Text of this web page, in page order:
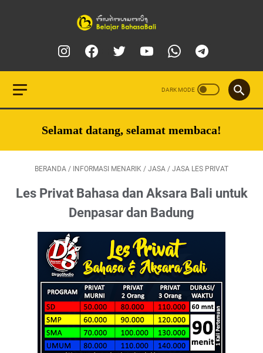
Selamat datang, selamat membaca!
BERANDA / INFORMASI MENARIK / JASA / JASA LES PRIVAT
Les Privat Bahasa dan Aksara Bali untuk
Denpasar dan Badung